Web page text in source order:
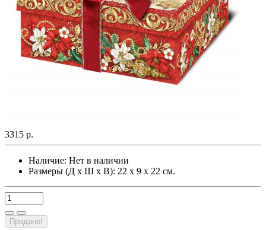
3315 р.
Наличие: Нет в наличии
Размеры (Д х Ш х В): 22 х 9 х 22 см.
Продано!